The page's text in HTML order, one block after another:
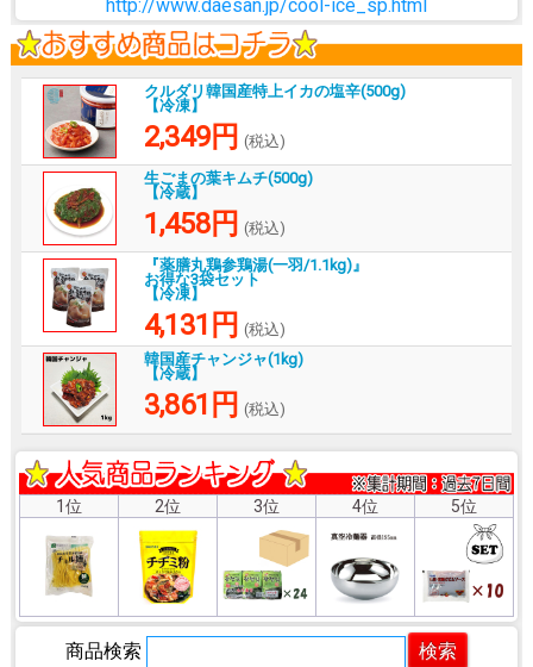
http://www.daesan.jp/cool-ice_sp.html
クルダリ韓国産特上イカの塩辛(500g)
【冷凍】
2,349円 (税込)
生ごまの葉キムチ(500g)
【冷蔵】
1,458円 (税込)
『薬膳丸鶏参鶏湯(一羽/1.1kg)』
お得な3袋セット
【冷凍】
4,131円 (税込)
韓国産チャンジャ(1kg)
【冷蔵】
3,861円 (税込)
1位 2位 3位 4位 5位
商品検索